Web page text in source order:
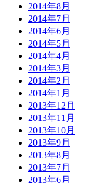
2014年8月
2014年7月
2014年6月
2014年5月
2014年4月
2014年3月
2014年2月
2014年1月
2013年12月
2013年11月
2013年10月
2013年9月
2013年8月
2013年7月
2013年6月